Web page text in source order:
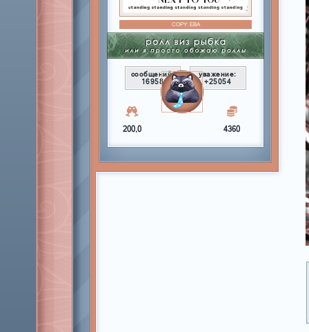
COPY:ЕВА
сообщений:
16958
уважение:
+25054
200,0 4360